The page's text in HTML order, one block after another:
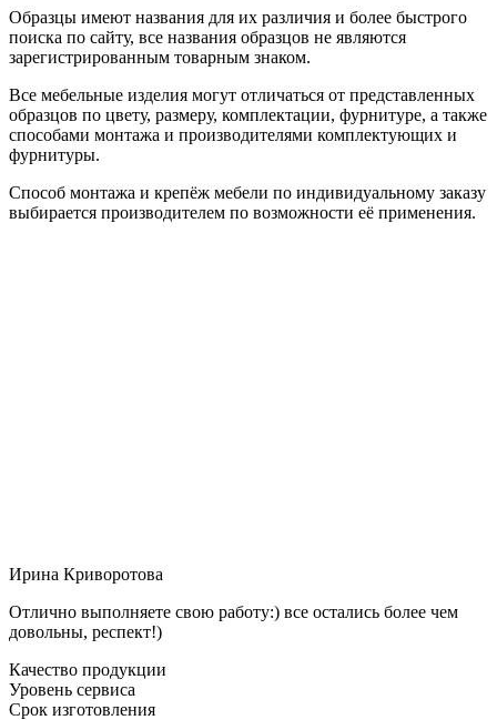
Образцы имеют названия для их различия и более быстрого
поиска по сайту, все названия образцов не являются
зарегистрированным товарным знаком.
Все мебельные изделия могут отличаться от представленных
образцов по цвету, размеру, комплектации, фурнитуре, а также
способами монтажа и производителями комплектующих и
фурнитуры.
Способ монтажа и крепёж мебели по индивидуальному заказу
выбирается производителем по возможности её применения.
Ирина Криворотова
Отлично выполняете свою работу:) все остались более чем
довольны, респект!)
Качество продукции
Уровень сервиса
Срок изготовления